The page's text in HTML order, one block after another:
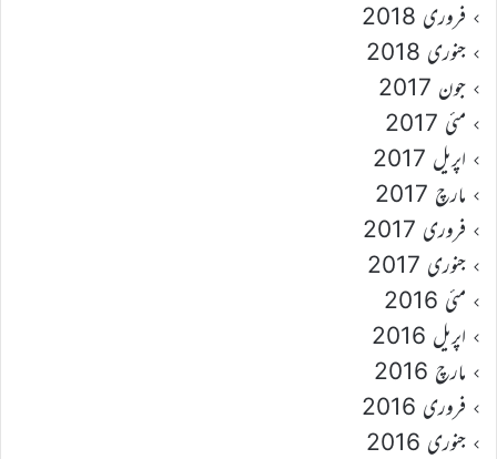
فروری 2018
جنوری 2018
جون 2017
مئی 2017
اپریل 2017
مارچ 2017
فروری 2017
جنوری 2017
مئی 2016
اپریل 2016
مارچ 2016
فروری 2016
جنوری 2016